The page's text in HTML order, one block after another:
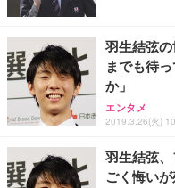
羽生結弦
までも待
か」
エンタメ
2019.3.26(火)
羽生結弦
ごく悔いが